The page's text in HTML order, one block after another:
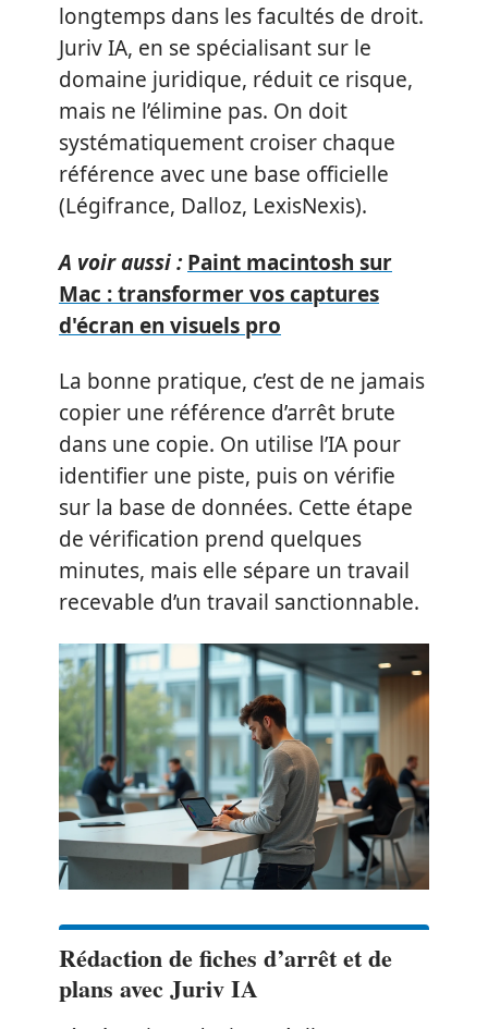
longtemps dans les facultés de droit.
Juriv IA, en se spécialisant sur le
domaine juridique, réduit ce risque,
mais ne l’élimine pas. On doit
systématiquement croiser chaque
référence avec une base officielle
(Légifrance, Dalloz, LexisNexis).
A voir aussi : Paint macintosh sur
Mac : transformer vos captures
d'écran en visuels pro
La bonne pratique, c’est de ne jamais
copier une référence d’arrêt brute
dans une copie. On utilise l’IA pour
identifier une piste, puis on vérifie
sur la base de données. Cette étape
de vérification prend quelques
minutes, mais elle sépare un travail
recevable d’un travail sanctionnable.
Rédaction de fiches d’arrêt et de
plans avec Juriv IA